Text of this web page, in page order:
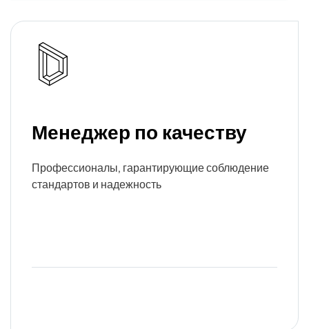
Менеджер по качеству
Профессионалы, гарантирующие соблюдение
стандартов и надежность